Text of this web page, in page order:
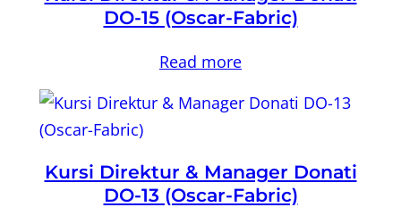
DO-15 (Oscar-Fabric)
Read more
Kursi Direktur & Manager Donati
DO-13 (Oscar-Fabric)